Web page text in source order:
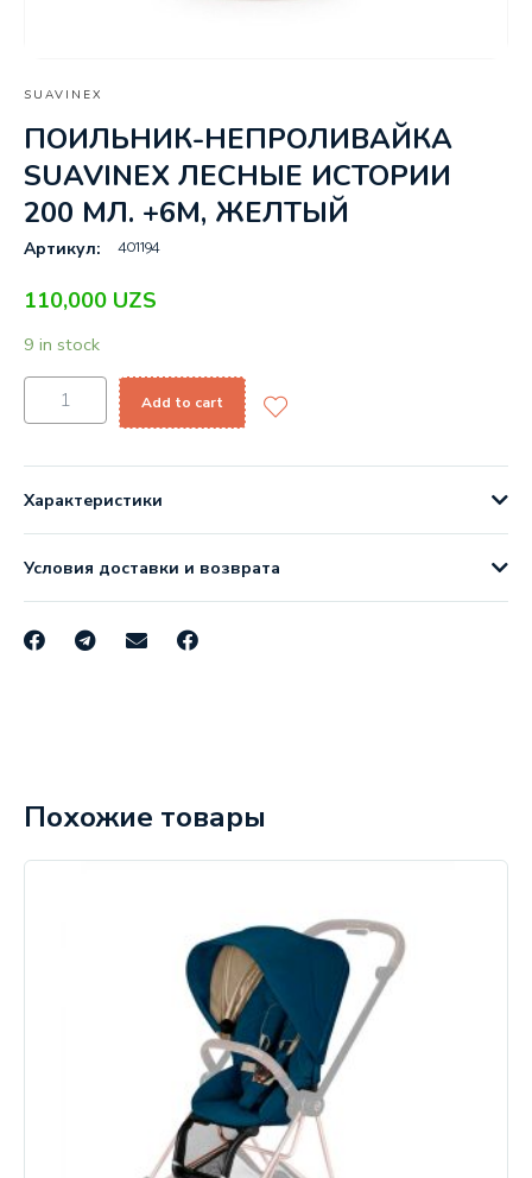
SUAVINEX
ПОИЛЬНИК-НЕПРОЛИВАЙКА
SUAVINEX ЛЕСНЫЕ ИСТОРИИ
200 МЛ. +6М, ЖЕЛТЫЙ
Артикул: 401194
110,000 UZS
9 in stock
Add to cart
Характеристики
Условия доставки и возврата
Похожие товары